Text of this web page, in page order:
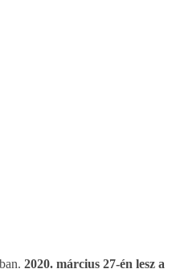
2020. március 27-én lesz a